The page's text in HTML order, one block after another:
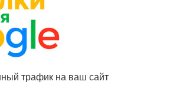
трафик на ваш сайт